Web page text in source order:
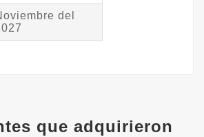
del
que adquirieron